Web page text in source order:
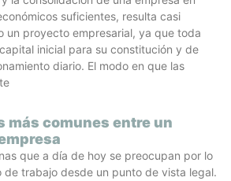
suficientes, resulta casi
un proyecto empresarial, ya que toda
inicial para su constitución y de
diario. El modo en que las
más comunes entre un
que a día de hoy se preocupan por lo
de trabajo desde un punto de vista legal.